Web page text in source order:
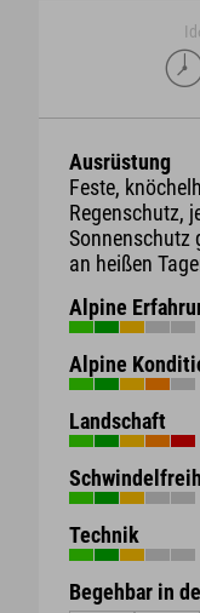
Ausrüstung
Feste,
Regenschutz,
Sonnenschutz
an heißen
Alpine
Alpine
Landschaft
Technik
Begehbar in